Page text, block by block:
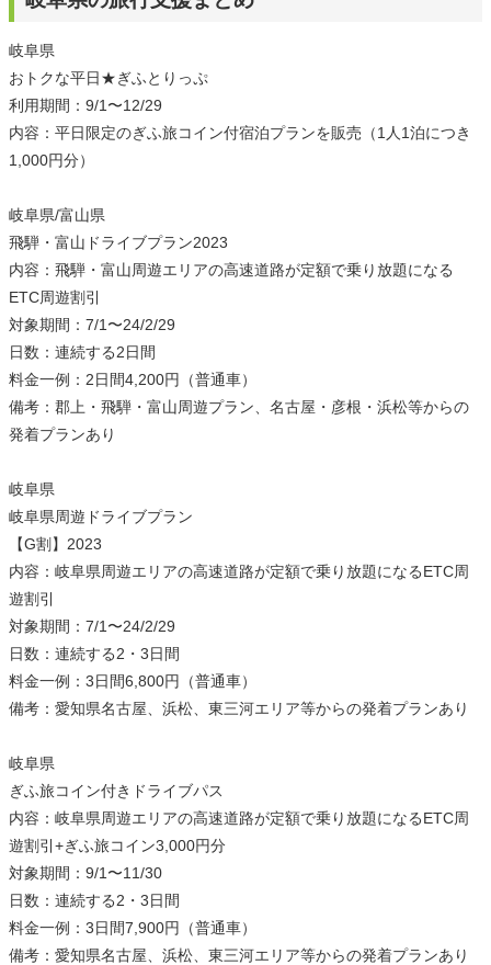
岐阜県
おトクな平日★ぎふとりっぷ
利用期間：9/1〜12/29
内容：平日限定のぎふ旅コイン付宿泊プランを販売（1人1泊につき
1,000円分）
岐阜県/富山県
飛騨・富山ドライブプラン2023
内容：飛騨・富山周遊エリアの高速道路が定額で乗り放題になる
ETC周遊割引
対象期間：7/1〜24/2/29
日数：連続する2日間
料金一例：2日間4,200円（普通車）
備考：郡上・飛騨・富山周遊プラン、名古屋・彦根・浜松等からの
発着プランあり
岐阜県
岐阜県周遊ドライブプラン
【G割】2023
内容：岐阜県周遊エリアの高速道路が定額で乗り放題になるETC周
遊割引
対象期間：7/1〜24/2/29
日数：連続する2・3日間
料金一例：3日間6,800円（普通車）
備考：愛知県名古屋、浜松、東三河エリア等からの発着プランあり
岐阜県
ぎふ旅コイン付きドライブパス
内容：岐阜県周遊エリアの高速道路が定額で乗り放題になるETC周
遊割引+ぎふ旅コイン3,000円分
対象期間：9/1〜11/30
日数：連続する2・3日間
料金一例：3日間7,900円（普通車）
備考：愛知県名古屋、浜松、東三河エリア等からの発着プランあり